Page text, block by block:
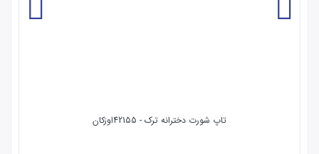
تاپ شورت دخترانه ترک - 42155اوزکان